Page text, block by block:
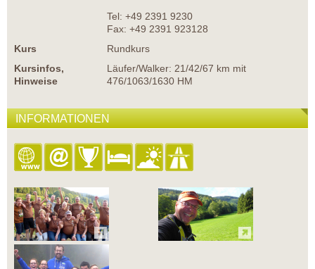
Tel: +49 2391 9230
Fax: +49 2391 923128
Kurs
Rundkurs
Kursinfos,
Hinweise
Läufer/Walker: 21/42/67 km mit
476/1063/1630 HM
INFORMATIONEN